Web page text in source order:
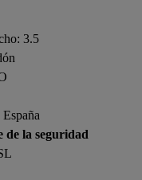
3.5
España
de la seguridad